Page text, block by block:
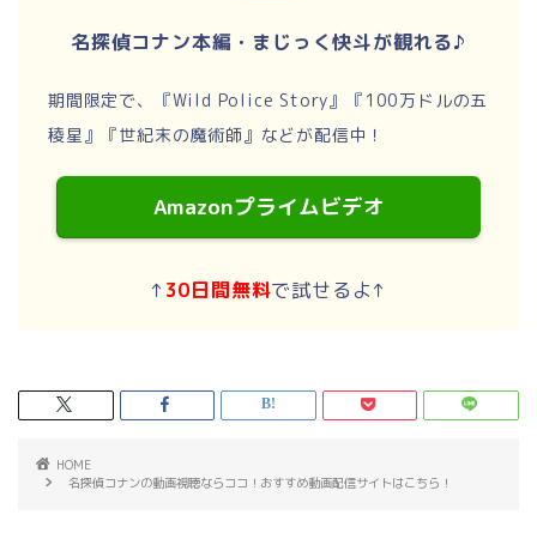
名探偵コナン本編・まじっく快斗が観れる♪
期間限定で、『Wild Police Story』『100万ドルの五
稜星』『世紀末の魔術師』などが配信中！
Amazonプライムビデオ
↑ 30日間無料で試せるよ↑
HOME
名探偵コナンの動画視聴ならココ！おすすめ動画配信サイトはこちら！